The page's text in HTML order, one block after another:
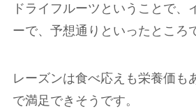
ドライフルーツということで、
ーで、予想通りといったところ
レーズンは食べ応えも栄養価も
で満足できそうです。